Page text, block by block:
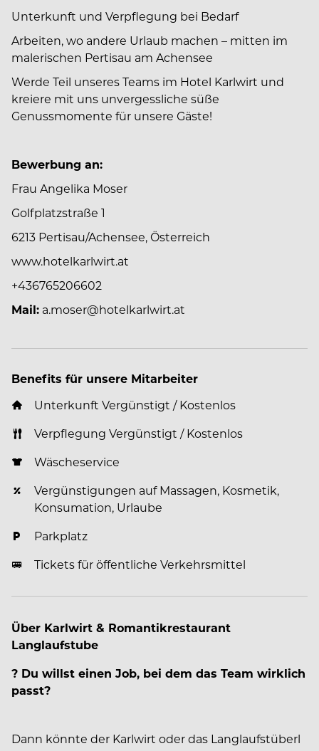
Unterkunft und Verpflegung bei Bedarf
Arbeiten, wo andere Urlaub machen – mitten im
malerischen Pertisau am Achensee
Werde Teil unseres Teams im Hotel Karlwirt und
kreiere mit uns unvergessliche süße
Genussmomente für unsere Gäste!
Bewerbung an:
Frau Angelika Moser
Golfplatzstraße 1
6213 Pertisau/Achensee, Österreich
www.hotelkarlwirt.at
+436765206602
Mail: a.moser@hotelkarlwirt.at
Benefits für unsere Mitarbeiter
Unterkunft Vergünstigt / Kostenlos
Verpflegung Vergünstigt / Kostenlos
Wäscheservice
Vergünstigungen auf Massagen, Kosmetik,
Konsumation, Urlaube
Parkplatz
Tickets für öffentliche Verkehrsmittel
Über Karlwirt & Romantikrestaurant
Langlaufstube
? Du willst einen Job, bei dem das Team wirklich
passt?
Dann könnte der Karlwirt oder das Langlaufstüberl